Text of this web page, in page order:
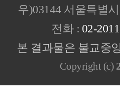
우)03144 서울특별
전화 : 02-
본 결과물은 불교중
Copyright (c)